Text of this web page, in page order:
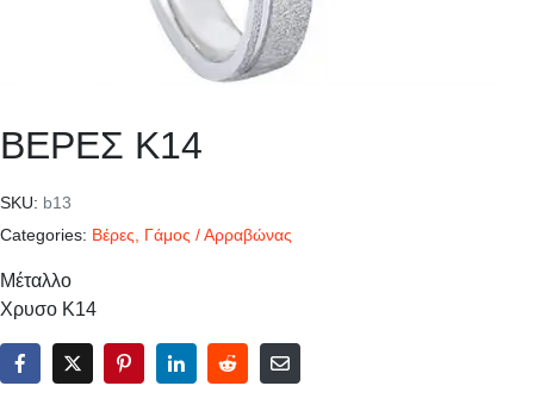
ΒΕΡΕΣ Κ14
SKU: b13
Categories: Βέρες Γάμος / Αρραβώνας
Μέταλλο
Χρυσο Κ14